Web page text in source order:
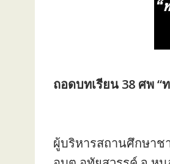
ถอดบทเรียน 38 ศพ “
ผู้บริหารสถานศึกษาช